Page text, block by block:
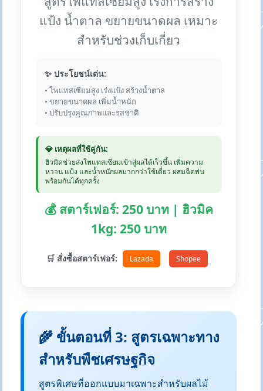
แป้ง น้ำตาล ขยายขนาดผล เหมาะ
สำหรับช่วงเก็บเกี่ยว
✨ ประโยชน์เด่น:
• โพแทสเซียมสูง เร่งแป้ง สร้างน้ำตาล
• ขยายขนาดผล เพิ่มน้ำหนัก
• ปรับปรุงคุณภาพและรสชาติ
💎 เหตุผลที่ใช้คู่กัน:
ฮิวมิคช่วยส่งโพแทสเซียมเข้าสู่ผลได้เร็วขึ้น เพิ่มความ
หวาน แป้ง และน้ำหนักผลมากกว่าใช้เดี่ยว ผสมฉีดพ่น
พร้อมกันได้ทุกครั้ง
💰 สตาร์เฟอร์: 250 บาท | ฮิวมิค
1kg: 250 บาท
🛒 สั่งซื้อสตาร์เฟอร์: Lazada Shopee
🌾 ขั้นตอนที่ 3: สูตรเฉพาะทาง
สำหรับพืชเศรษฐกิจ
สูตรพิเศษที่ออกแบบมาเฉพาะสำหรับผลไม้